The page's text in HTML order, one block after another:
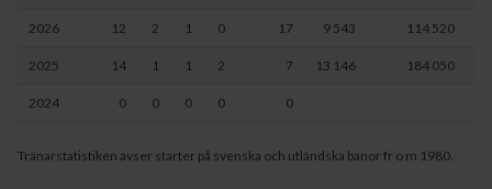
2026 12 2 1 0 17 9 543 114 520
2025 14 1 1 2 7 13 146 184 050
2024 0 0 0 0 0
Tränarstatistiken avser starter på svenska och utländska banor fr o m 1980.